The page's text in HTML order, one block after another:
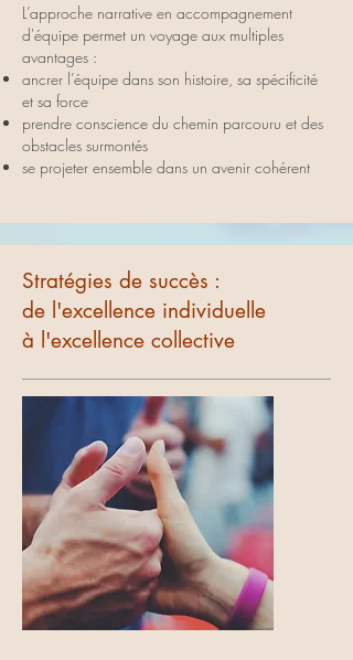
L’approche narrative en accompagnement
d'équipe permet un voyage aux multiples
avantages :
ancrer l’équipe dans son histoire, sa spécificité
et sa force
prendre conscience du chemin parcouru et des
obstacles surmontés
se projeter ensemble dans un avenir cohérent
Stratégies de succès :
de l'excellence individuelle
à l'excellence collective